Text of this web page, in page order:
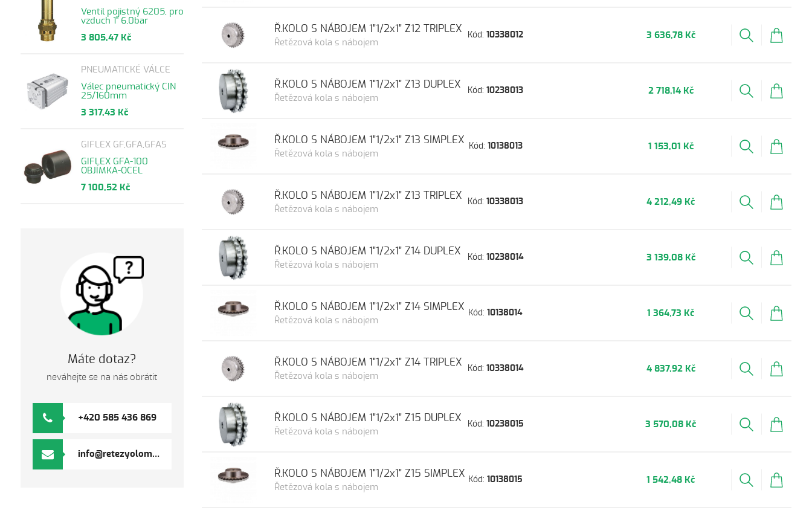
Ventil pojistný 6205, pro
vzduch 1" 6,0bar
3 805,47 Kč
PNEUMATICKÉ VÁLCE
Válec pneumatický CIN
25/160mm
3 317,43 Kč
GIFLEX GF,GFA,GFAS
GIFLEX GFA-100
OBJÍMKA-OCEL
7 100,52 Kč
Máte dotaz?
neváhejte se na nás obrátit
+420 585 436 869
info@retezyolomouc.cz
Kód:10338012
Řetězová kola s nábojem
Ř.KOLO S NÁBOJEM 1"1/2x1" Z12 TRIPLEX
3 636,78 Kč
Kód:10238013
Řetězová kola s nábojem
Ř.KOLO S NÁBOJEM 1"1/2x1" Z13 DUPLEX
2 718,14 Kč
Kód: 10138013
Řetězová kola s nábojem
Ř.KOLO S NÁBOJEM 1"1/2x1" Z13 SIMPLEX
1 153,01 Kč
Kód:10338013
Řetězová kola s nábojem
Ř.KOLO S NÁBOJEM 1"1/2x1" Z13 TRIPLEX
4 212,49 Kč
Kód: 10238014
Řetězová kola s nábojem
Ř.KOLO S NÁBOJEM 1"1/2x1" Z14 DUPLEX
3 139,08 Kč
Kód:10138014
Řetězová kola s nábojem
Ř.KOLO S NÁBOJEM 1"1/2x1" Z14 SIMPLEX
1 364,73 Kč
Kód: 10338014
Řetězová kola s nábojem
Ř.KOLO S NÁBOJEM 1"1/2x1" Z14 TRIPLEX
4 837,92 Kč
Kód: 10238015
Řetězová kola s nábojem
Ř.KOLO S NÁBOJEM 1"1/2x1" Z15 DUPLEX
3 570,08 Kč
Kód:10138015
Řetězová kola s nábojem
Ř.KOLO S NÁBOJEM 1"1/2x1" Z15 SIMPLEX
1 542,48 Kč